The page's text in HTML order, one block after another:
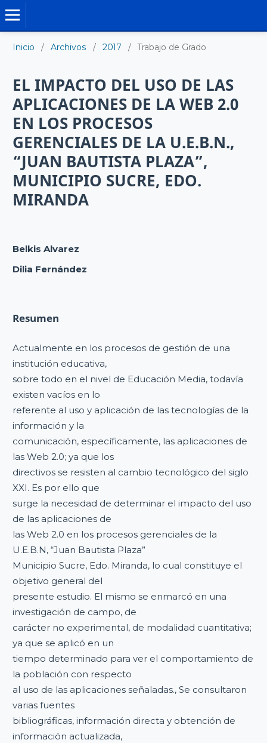
Inicio / Archivos / 2017 / Trabajo de Grado
EL IMPACTO DEL USO DE LAS
APLICACIONES DE LA WEB 2.0
EN LOS PROCESOS
GERENCIALES DE LA U.E.B.N.,
“JUAN BAUTISTA PLAZA”,
MUNICIPIO SUCRE, EDO.
MIRANDA
Belkis Alvarez
Dilia Fernández
Resumen
Actualmente en los procesos de gestión de una
institución educativa,
sobre todo en el nivel de Educación Media, todavía
existen vacíos en lo
referente al uso y aplicación de las tecnologías de la
información y la
comunicación, específicamente, las aplicaciones de
las Web 2.0; ya que los
directivos se resisten al cambio tecnológico del siglo
XXI. Es por ello que
surge la necesidad de determinar el impacto del uso
de las aplicaciones de
las Web 2.0 en los procesos gerenciales de la
U.E.B.N, “Juan Bautista Plaza”
Municipio Sucre, Edo. Miranda, lo cual constituye el
objetivo general del
presente estudio. El mismo se enmarcó en una
investigación de campo, de
carácter no experimental, de modalidad cuantitativa;
ya que se aplicó en un
tiempo determinado para ver el comportamiento de
la población con respecto
al uso de las aplicaciones señaladas., Se consultaron
varias fuentes
bibliográficas, información directa y obtención de
información actualizada,